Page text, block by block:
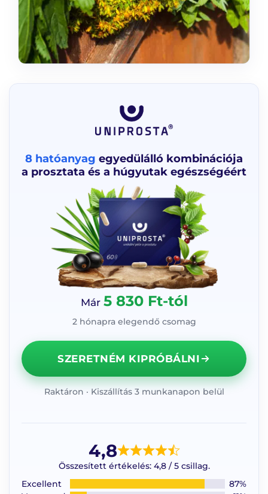
8 hatóanyag egyedülálló kombinációja
a prosztata és a húgyutak egészségéért
Már 5 830 Ft-tól
2 hónapra elegendő csomag
SZERETNÉM KIPRÓBÁLNI
Raktáron · Kiszállítás 3 munkanapon belül
4,8
Összesített értékelés: 4,8 / 5 csillag.
Excellent
87%